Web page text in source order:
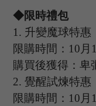
◆限時禮包
1. 升變魔球特惠
限購時間： 10 月
購買後獲得：卑
2. 覺醒試煉特惠
限購時間： 10 月